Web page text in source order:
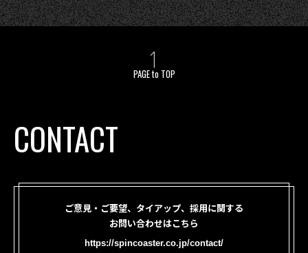
PAGE to TOP
CONTACT
ご意見・ご要望、タイアップ、採用に関する
お問い合わせはこちら
https://spincoaster.co.jp/contact/